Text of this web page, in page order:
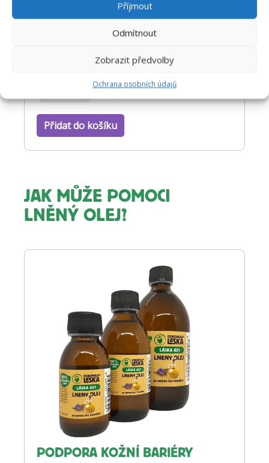
Příjmout
Odmítnout
Zobrazit předvolby
Ochrana osobních údajů
50 ml
Přidat do košíku
JAK MŮŽE POMOCI
LNĚNÝ OLEJ?
PODPORA KOŽNÍ BARIÉRY